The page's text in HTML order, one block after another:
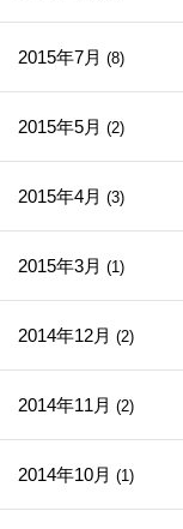
2015年7月 (8)
2015年5月 (2)
2015年4月 (3)
2015年3月 (1)
2014年12月 (2)
2014年11月 (2)
2014年10月 (1)